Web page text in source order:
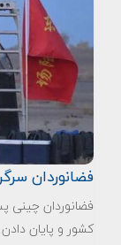
فضانوردان
فضانوردان چینی
کشور و پایان